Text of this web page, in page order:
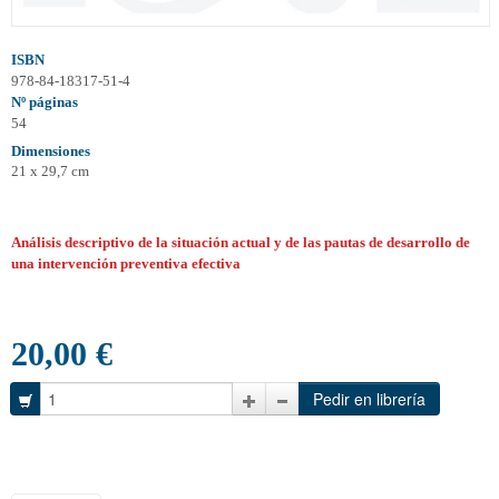
ISBN
978-84-18317-51-4
Nº páginas
54
Dimensiones
21 x 29,7 cm
Análisis descriptivo de la situación actual y de las pautas de desarrollo de
una intervención preventiva efectiva
20,00 €